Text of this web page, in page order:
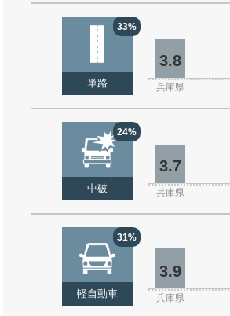
33%
単路
3.8
兵庫県
24%
中破
3.7
兵庫県
31%
軽自動車
3.9
兵庫県